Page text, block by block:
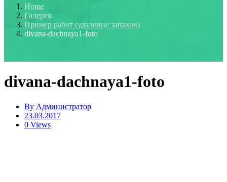
Home
Галерея
Пример работ (удаление запахов)
divana-dachnaya1-foto
divana-dachnaya1-foto
By Администратор
23.03.2017
0 Views